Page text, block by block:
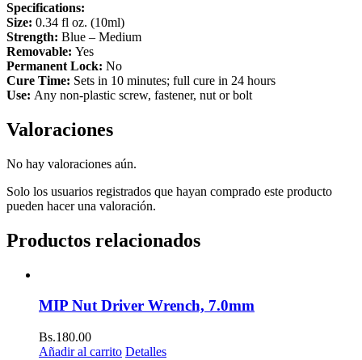
Specifications:
Size: 0.34 fl oz. (10ml)
Strength: Blue – Medium
Removable: Yes
Permanent Lock: No
Cure Time: Sets in 10 minutes; full cure in 24 hours
Use: Any non-plastic screw, fastener, nut or bolt
Valoraciones
No hay valoraciones aún.
Solo los usuarios registrados que hayan comprado este producto
pueden hacer una valoración.
Productos relacionados
MIP Nut Driver Wrench, 7.0mm
Bs.180.00
Añadir al carrito Detalles